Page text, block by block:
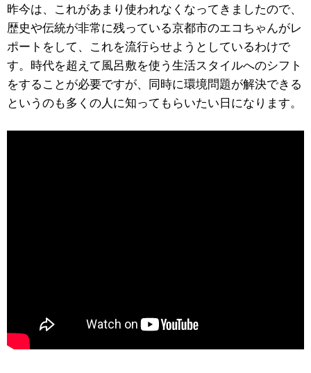
昨今は、これがあまり使われなくなってきましたので、
歴史や伝統が非常に残っている京都市のエコちゃんがレ
ポートをして、これを流行らせようとしているわけで
す。時代を超えて風呂敷を使う生活スタイルへのシフト
をすることが必要ですが、同時に環境問題が解決できる
というのも多くの人に知ってもらいたい日になります。